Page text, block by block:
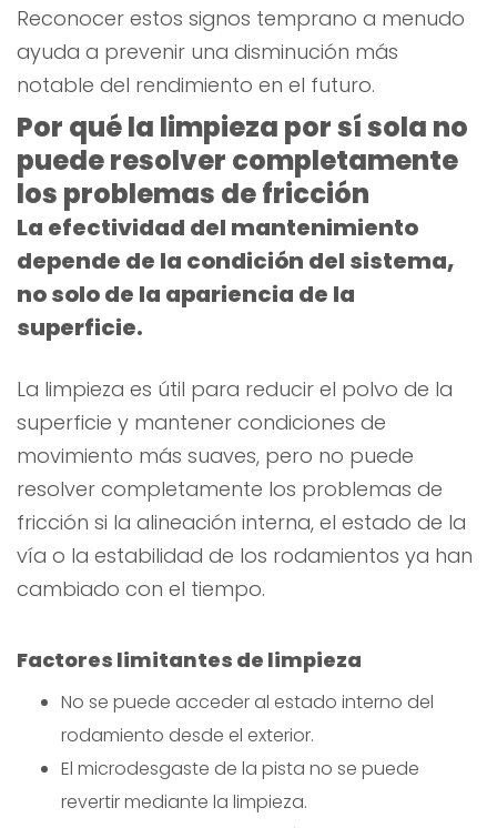
Reconocer estos signos temprano a menudo
ayuda a prevenir una disminución más
notable del rendimiento en el futuro.
Por qué la limpieza por sí sola no
puede resolver completamente
los problemas de fricción
La efectividad del mantenimiento
depende de la condición del sistema,
no solo de la apariencia de la
superficie.
La limpieza es útil para reducir el polvo de la
superficie y mantener condiciones de
movimiento más suaves, pero no puede
resolver completamente los problemas de
fricción si la alineación interna, el estado de la
vía o la estabilidad de los rodamientos ya han
cambiado con el tiempo.
Factores limitantes de limpieza
No se puede acceder al estado interno del
rodamiento desde el exterior.
El microdesgaste de la pista no se puede
revertir mediante la limpieza.